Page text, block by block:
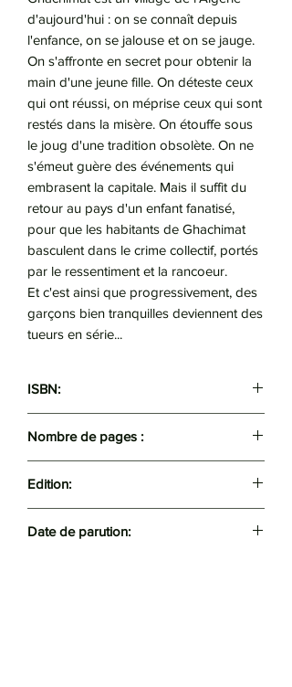
d'aujourd'hui : on se connaît depuis
l'enfance, on se jalouse et on se jauge.
On s'affronte en secret pour obtenir la
main d'une jeune fille. On déteste ceux
qui ont réussi, on méprise ceux qui sont
restés dans la misère. On étouffe sous
le joug d'une tradition obsolète. On ne
s'émeut guère des événements qui
embrasent la capitale. Mais il suffit du
retour au pays d'un enfant fanatisé,
pour que les habitants de Ghachimat
basculent dans le crime collectif, portés
par le ressentiment et la rancoeur.
Et c'est ainsi que progressivement, des
garçons bien tranquilles deviennent des
tueurs en série...
ISBN:
Nombre de pages :
Edition:
Date de parution: